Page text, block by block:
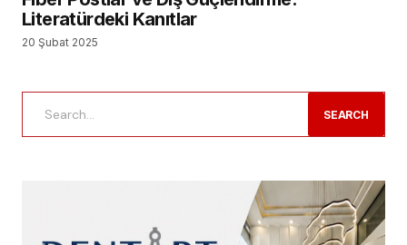
Literatürdeki Kanıtlar
20 Şubat 2025
SEARCH